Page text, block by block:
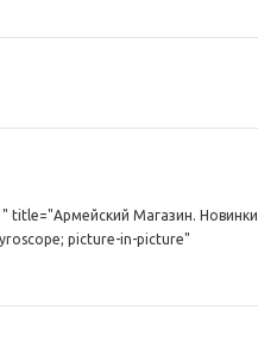
title="Армейский Магазин. Новинки.
picture-in-picture"